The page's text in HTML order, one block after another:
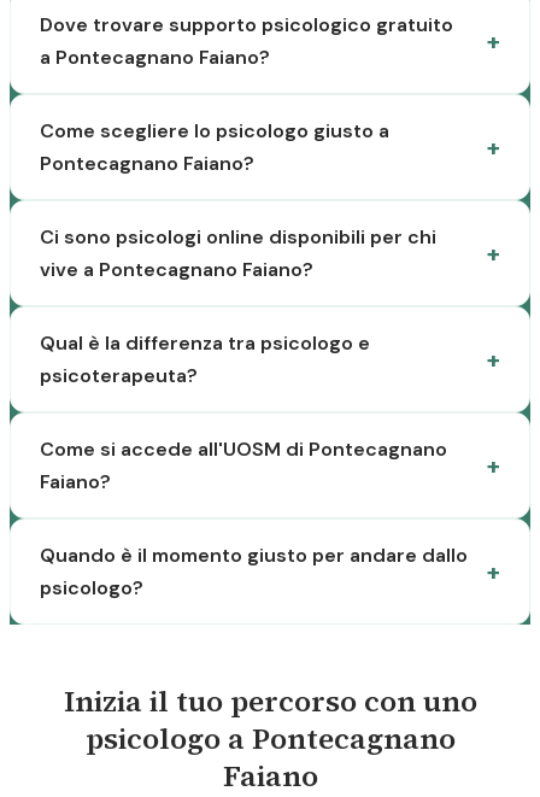
Dove trovare supporto psicologico gratuito
a Pontecagnano Faiano?
Come scegliere lo psicologo giusto a
Pontecagnano Faiano?
Ci sono psicologi online disponibili per chi
vive a Pontecagnano Faiano?
Qual è la differenza tra psicologo e
psicoterapeuta?
Come si accede all'UOSM di Pontecagnano
Faiano?
Quando è il momento giusto per andare dallo
psicologo?
Inizia il tuo percorso con uno
psicologo a Pontecagnano
Faiano